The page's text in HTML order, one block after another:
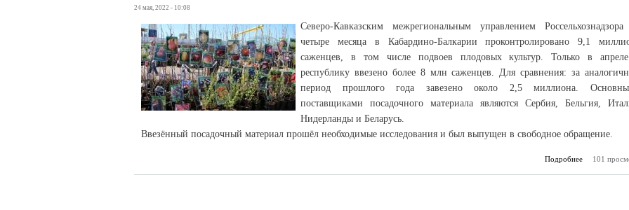
24 мая, 2022 - 10:08
Северо-Кавказским межрегиональным управлением
четыре месяца в Кабардино-Балкарии проконтролировано 9,1
саженцев, в том числе подвоев плодовых культур. Только в
республику ввезено более 8 млн саженцев. Для сравнения: за
период прошлого года завезено около 2,5 миллиона.
поставщиками посадочного материала являются Сербия, Бельгия,
Нидерланды и Беларусь.
Ввезённый посадочный материал прошёл необходимые исследования и был выпущен в свободное обращение.
Подробнее
о
101